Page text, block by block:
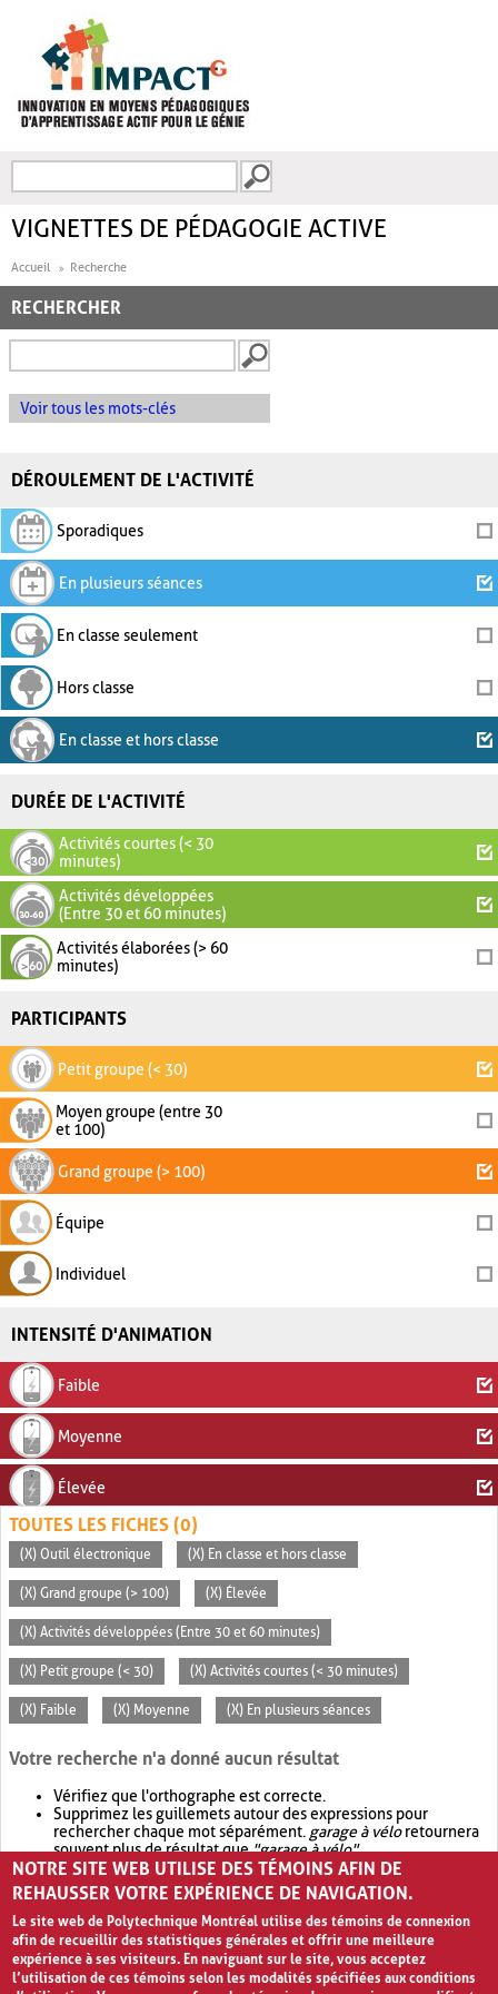
FORMULAIRE DE
VIGNETTES DE PÉDAGOGIE ACTIVE
Accueil Recherche
RECHERCHER
Voir tous les mots-clés
DÉROULEMENT DE L'ACTIVITÉ
Sporadiques
En plusieurs séances
En classe seulement
Hors classe
En classe et hors classe
DURÉE DE L'ACTIVITÉ
Activités courtes (< 30
minutes)
Activités développées
(Entre 30 et 60 minutes)
Activités élaborées (> 60
minutes)
PARTICIPANTS
Petit groupe (< 30)
Moyen groupe (entre 30
et 100)
Grand groupe (> 100)
Équipe
Individuel
INTENSITÉ D'ANIMATION
Faible
Moyenne
Élevée
TOUTES LES FICHES (0)
(X) Outil électronique (X) En classe et hors classe
(X) Grand groupe (> 100) (X) Élevée
(X) Activités développées (Entre 30 et 60 minutes)
(X) Petit groupe (< 30) (X) Activités courtes (< 30 minutes)
(X) Faible (X) Moyenne (X) En plusieurs séances
Votre recherche n'a donné aucun résultat
Vérifiez que l'orthographe est correcte.
Supprimez les guillemets autour des expressions pour
rechercher chaque mot séparément. garage à véloretournera
souvent plus de résultat que"garage à vélo".
Envisagez d'élargir votre recherche avec OR.garage OR vélo
retournera souvent plus de résultat quegarage à vélo
NOTRE SITE WEB UTILISE DES TÉMOINS AFIN DE
REHAUSSER VOTRE EXPÉRIENCE DE NAVIGATION.
Le site web de Polytechnique Montréal utilise des témoins de connexion
afin de recueillir des statistiques générales et offrir une meilleure
expérience à ses visiteurs. En naviguant sur le site, vous acceptez
l’utilisation de ces témoins selon les modalités spécifiées aux conditions